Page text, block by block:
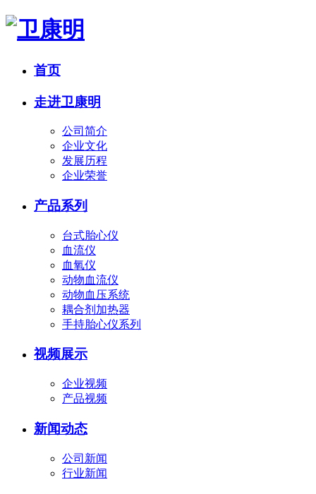
首页
走进卫康明
公司简介
企业文化
发展历程
企业荣誉
产品系列
台式胎心仪
血流仪
血氧仪
动物血流仪
动物血压系统
耦合剂加热器
手持胎心仪系列
视频展示
企业视频
产品视频
新闻动态
公司新闻
行业新闻